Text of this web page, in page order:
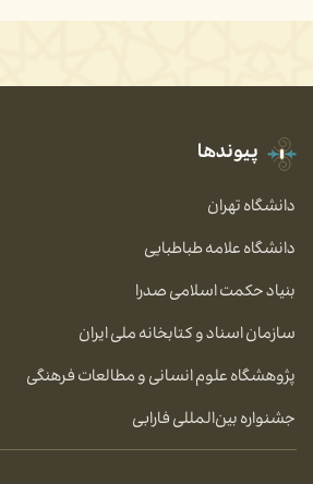
پیوندها
دانشگاه تهران
دانشگاه علامه طباطبایی
بنیاد حکمت اسلامی صدرا
سازمان اسناد و کتابخانه ملی ایران
پژوهشگاه علوم انسانی و مطالعات فرهنگی
جشنواره بین‌المللی فارابی